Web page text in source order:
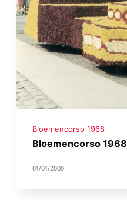
Bloemencorso 1968
Bloemencorso 1968
01/01/2000